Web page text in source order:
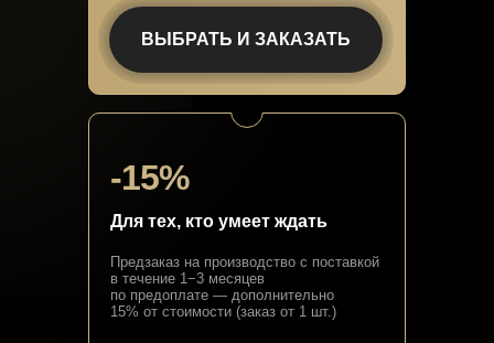
ВЫБРАТЬ И ЗАКАЗАТЬ
-15%
Предзаказ на производство с поставкой
в течение 1−3 месяцев
по предоплате — дополнительно
15% от стоимости (заказ от 1 шт.)
Для тех, кто умеет ждать